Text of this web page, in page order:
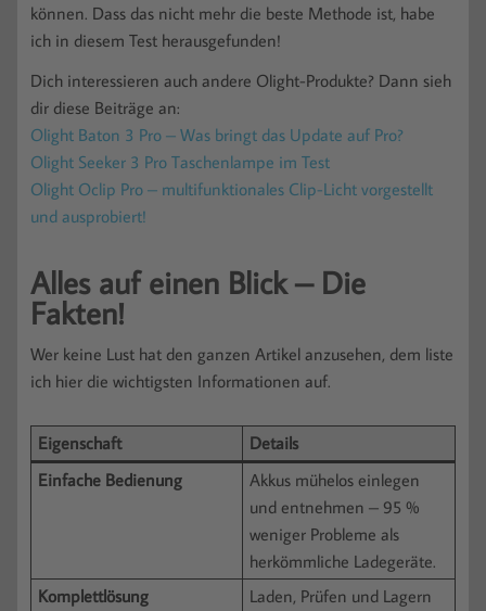
können. Dass das nicht mehr die beste Methode ist, habe
ich in diesem Test herausgefunden!
Dich interessieren auch andere Olight-Produkte? Dann sieh
dir diese Beiträge an:
Olight Baton 3 Pro – Was bringt das Update auf Pro?
Olight Seeker 3 Pro Taschenlampe im Test
Olight Oclip Pro – multifunktionales Clip-Licht vorgestellt
und ausprobiert!
Alles auf einen Blick – Die
Fakten!
Wer keine Lust hat den ganzen Artikel anzusehen, dem liste
ich hier die wichtigsten Informationen auf.
Eigenschaft
Details
Einfache Bedienung
Akkus mühelos einlegen
und entnehmen – 95 %
weniger Probleme als
herkömmliche Ladegeräte.
Komplettlösung
Laden, Prüfen und Lagern